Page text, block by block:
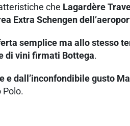
che Lagardère
Extra Schengen
semplice ma allo stesso
di vini firmati Bottega.
e dall’inconfondibile gusto
Polo.